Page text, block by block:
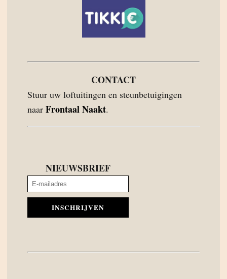
CONTACT
Stuur uw loftuitingen en steunbetuigingen
naar Frontaal Naakt.
NIEUWSBRIEF
INSCHRIJVEN